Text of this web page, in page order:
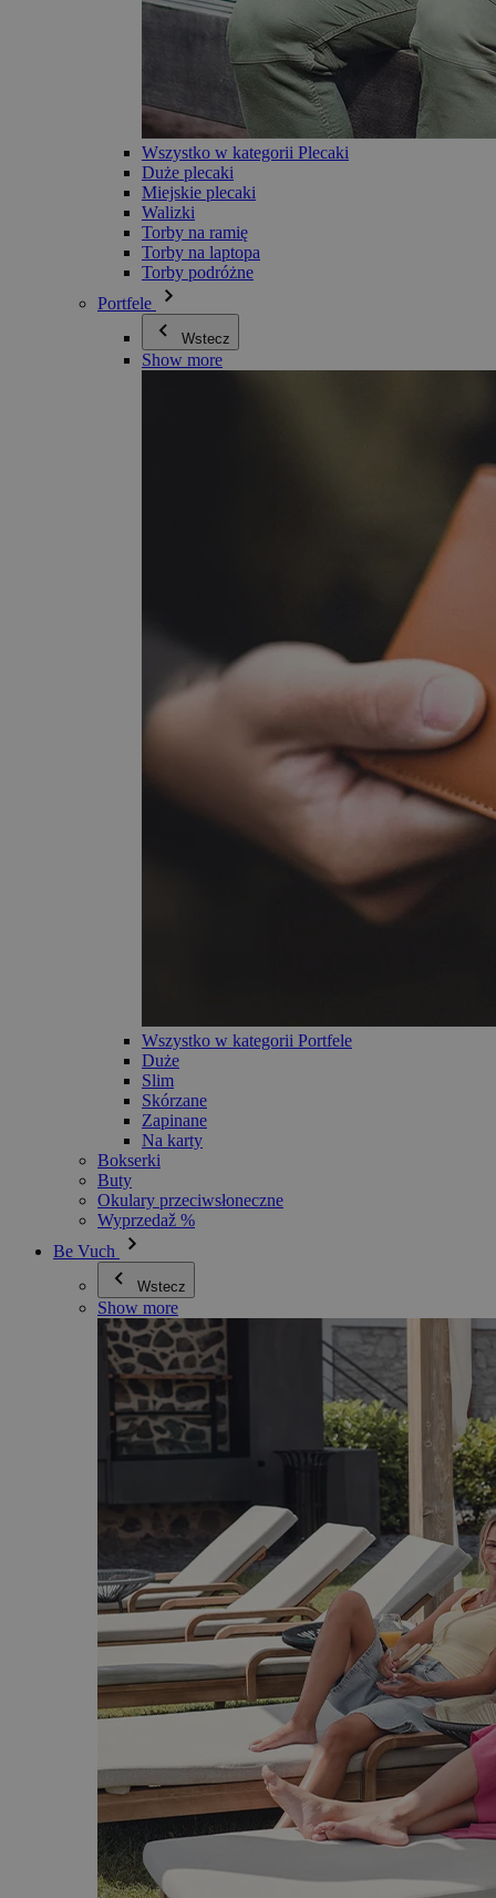
Wszystko w kategorii Plecaki
Duże plecaki
Miejskie plecaki
Walizki
Torby na ramię
Torby na laptopa
Torby podróżne
Portfele
Wstecz
Show more
Wszystko w kategorii Portfele
Duże
Slim
Skórzane
Zapinane
Na karty
Bokserki
Buty
Okulary przeciwsłoneczne
Wyprzedaž %
Be Vuch
Wstecz
Show more